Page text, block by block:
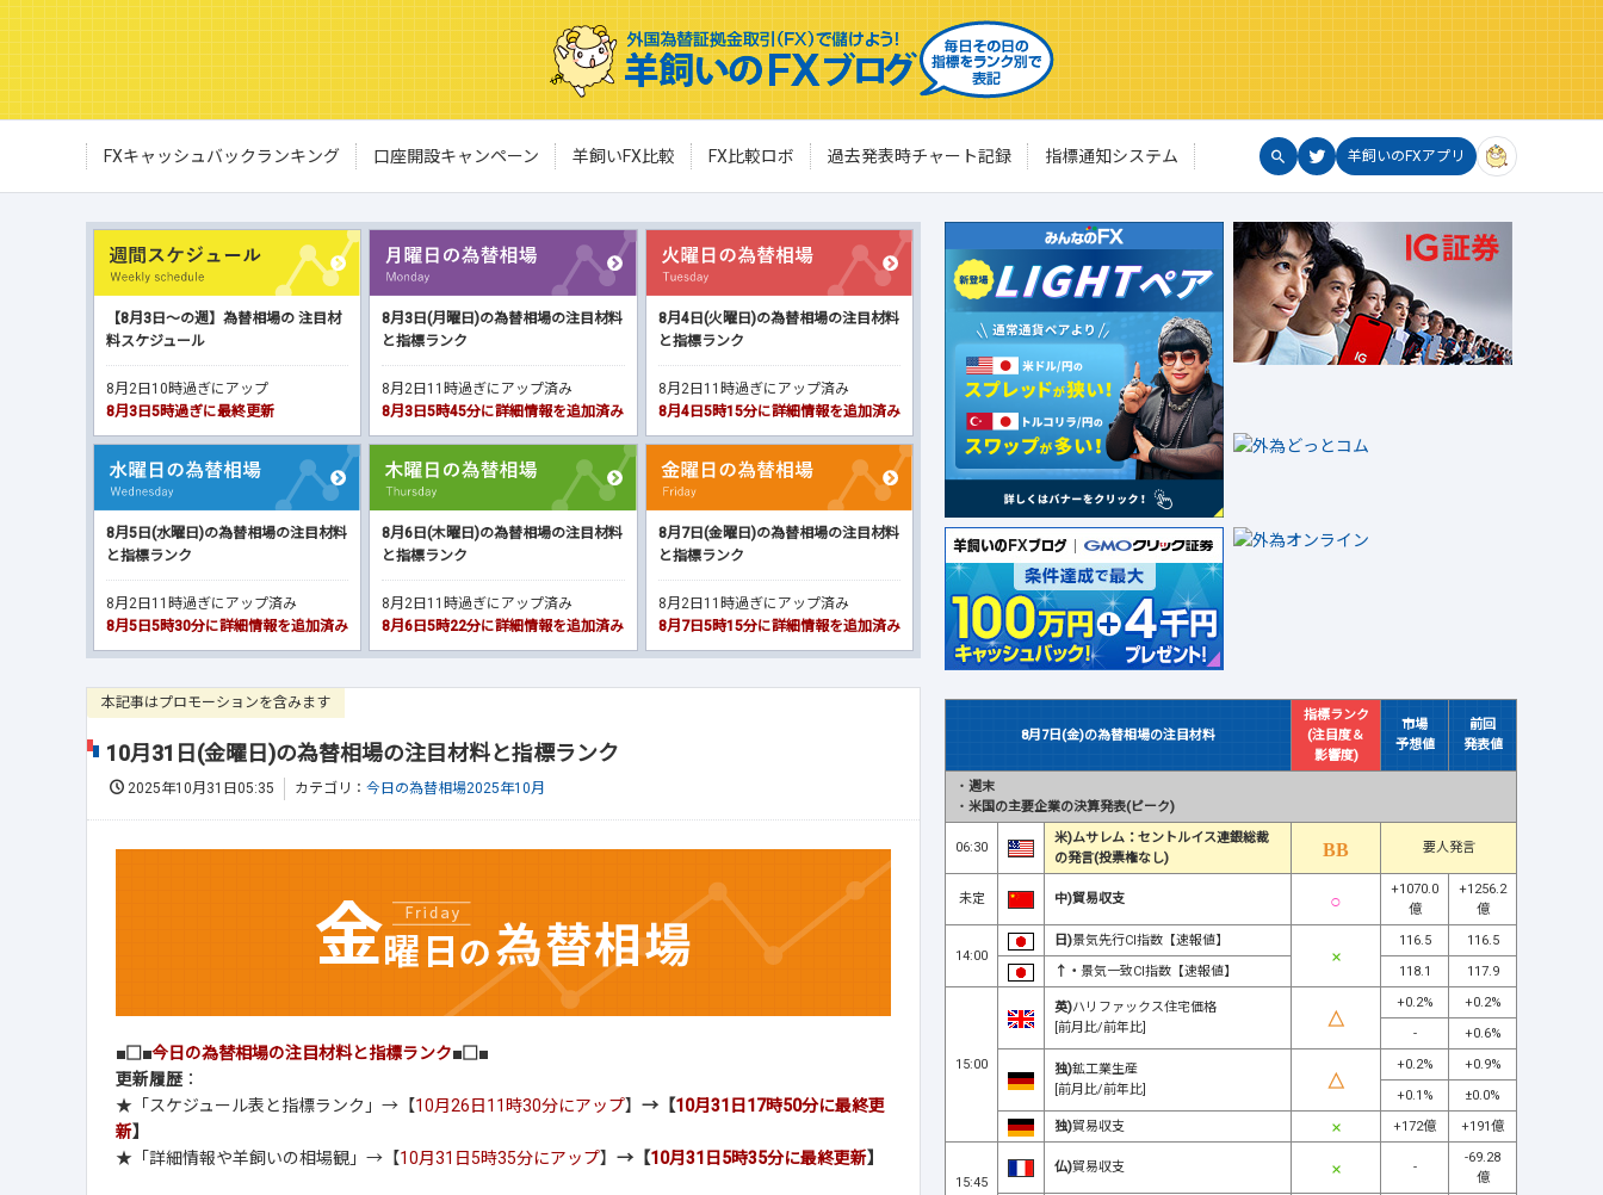
FXキャッシュバックランキング 口座開設キャンペーン 羊飼いFX比較 FX比較ロボ 過去発表時チャート記録 指標通知システム 羊飼いのFXアプリ
【8月3日～の週】為替相場の 注目材
料スケジュール
8月2日10時過ぎにアップ
8月3日5時過ぎに最終更新
8月3日(月曜日)の為替相場の注目材料
と指標ランク
8月2日11時過ぎにアップ済み
8月3日5時45分に詳細情報を追加済み
8月4日(火曜日)の為替相場の注目材料
と指標ランク
8月2日11時過ぎにアップ済み
8月4日5時15分に詳細情報を追加済み
8月5日(水曜日)の為替相場の注目材料
と指標ランク
8月2日11時過ぎにアップ済み
8月5日5時30分に詳細情報を追加済み
8月6日(木曜日)の為替相場の注目材料
と指標ランク
8月2日11時過ぎにアップ済み
8月6日5時22分に詳細情報を追加済み
8月7日(金曜日)の為替相場の注目材料
と指標ランク
8月2日11時過ぎにアップ済み
8月7日5時15分に詳細情報を追加済み
本記事はプロモーションを含みます
10月31日(金曜日)の為替相場の注目材料と指標ランク
2025年10月31日05:35 カテゴリ： 今日の為替相場2025年10月
■□■今日の為替相場の注目材料と指標ランク■□■
更新履歴 ：
★「スケジュール表と指標ランク」→【10月26日11時30分にアップ】 →【10月31日17時50分に最終更
新】
★「詳細情報や羊飼いの相場観」→【10月31日5時35分にアップ】 →【10月31日5時35分に最終更新】
8月7日(金)の為替相場の注目材料
指標ランク
(注目度＆
影響度)
市場
予想値
前回
発表値
・ 週末
・ 米国の主要企業の決算発表(ピーク)
06:30
米)ムサレム：セントルイス連銀総裁
の発言(投票権なし)
要人発言
未定 中)貿易収支
+1070.0
億
+1256.2
億
14:00
日)景気先行CI指数【速報値】 116.5
116.5
↑・ 景気一致CI指数【速報値】 118.1 117.9
15:00
英)ハリファックス住宅価格
[前月比/前年比]
+0.2%
+0.2%
-
+0.6%
独)鉱工業生産
[前月比/前年比]
+0.2%
+0.9%
+0.1%
±0.0%
独)貿易収支 +172億 +191億
15:45
仏)貿易収支 -
-69.28
億